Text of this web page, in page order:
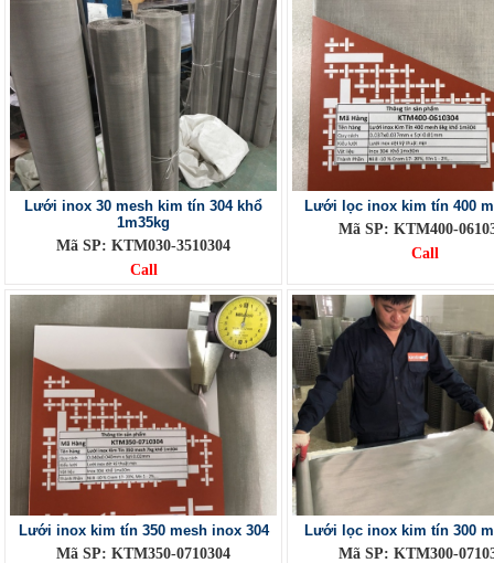
Lưới inox 30 mesh kim tín 304 khổ
1m35kg
Mã SP: KTM030-3510304
Call
Lưới lọc inox kim tín 400
Mã SP: KTM400-
Call
Lưới inox kim tín 350 mesh inox 304
Mã SP: KTM350-0710304
Lưới lọc inox kim tín 300
Mã SP: KTM300-